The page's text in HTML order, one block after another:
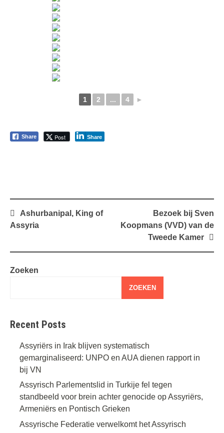
1 2 ... 4 ►
Share Post Share
Bericht
navigatie
Ashurbanipal, King of
Assyria
Bezoek bij Sven
Koopmans (VVD) van de
Tweede Kamer
Zoeken
ZOEKEN
Recent Posts
Assyriërs in Irak blijven systematisch
gemarginaliseerd: UNPO en AUA dienen rapport in
bij VN
Assyrisch Parlementslid in Turkije fel tegen
standbeeld voor brein achter genocide op Assyriërs,
Armeniërs en Pontisch Grieken
Assyrische Federatie verwelkomt het Assyrisch